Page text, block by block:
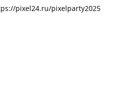
pixel24.ru/pixelparty2025